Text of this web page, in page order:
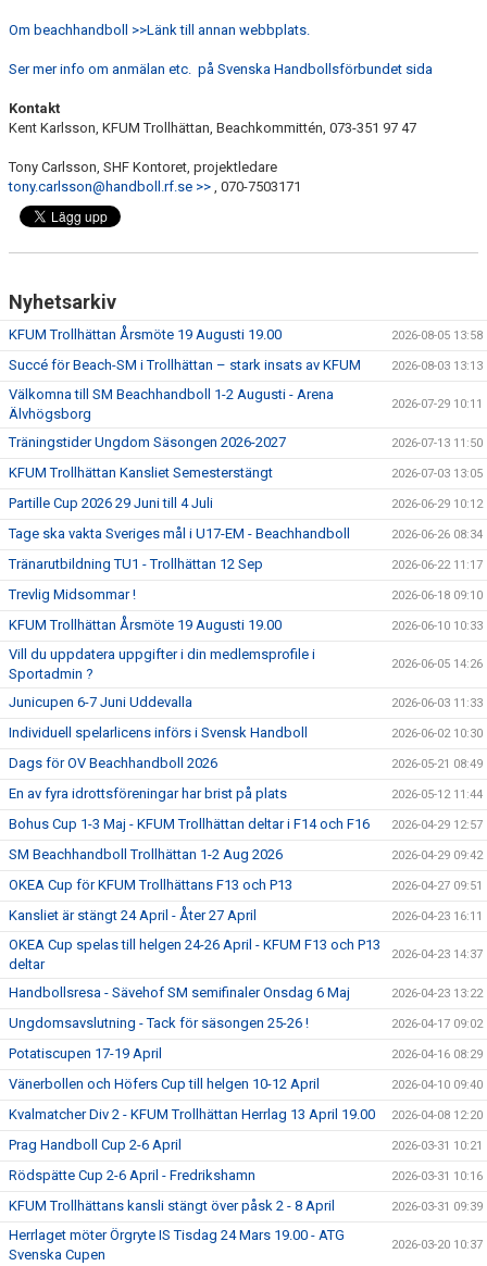
Om beachhandboll >>Länk till annan webbplats.
Ser mer info om anmälan etc. på Svenska Handbollsförbundet sida
Kontakt
Kent Karlsson, KFUM Trollhättan, Beachkommittén, 073-351 97 47
Tony Carlsson, SHF Kontoret, projektledare
tony.carlsson@handboll.rf.se >> , 070-7503171
Nyhetsarkiv
KFUM Trollhättan Årsmöte 19 Augusti 19.00 2026-08-05 13:58
Succé för Beach-SM i Trollhättan – stark insats av KFUM 2026-08-03 13:13
Välkomna till SM Beachhandboll 1-2 Augusti - Arena
Älvhögsborg
2026-07-29 10:11
Träningstider Ungdom Säsongen 2026-2027 2026-07-13 11:50
KFUM Trollhättan Kansliet Semesterstängt 2026-07-03 13:05
Partille Cup 2026 29 Juni till 4 Juli 2026-06-29 10:12
Tage ska vakta Sveriges mål i U17-EM - Beachhandboll 2026-06-26 08:34
Tränarutbildning TU1 - Trollhättan 12 Sep 2026-06-22 11:17
Trevlig Midsommar ! 2026-06-18 09:10
KFUM Trollhättan Årsmöte 19 Augusti 19.00 2026-06-10 10:33
Vill du uppdatera uppgifter i din medlemsprofile i
Sportadmin ?
2026-06-05 14:26
Junicupen 6-7 Juni Uddevalla 2026-06-03 11:33
Individuell spelarlicens införs i Svensk Handboll 2026-06-02 10:30
Dags för OV Beachhandboll 2026 2026-05-21 08:49
En av fyra idrottsföreningar har brist på plats 2026-05-12 11:44
Bohus Cup 1-3 Maj - KFUM Trollhättan deltar i F14 och F16 2026-04-29 12:57
SM Beachhandboll Trollhättan 1-2 Aug 2026 2026-04-29 09:42
OKEA Cup för KFUM Trollhättans F13 och P13 2026-04-27 09:51
Kansliet är stängt 24 April - Åter 27 April 2026-04-23 16:11
OKEA Cup spelas till helgen 24-26 April - KFUM F13 och P13
deltar
2026-04-23 14:37
Handbollsresa - Sävehof SM semifinaler Onsdag 6 Maj 2026-04-23 13:22
Ungdomsavslutning - Tack för säsongen 25-26 ! 2026-04-17 09:02
Potatiscupen 17-19 April 2026-04-16 08:29
Vänerbollen och Höfers Cup till helgen 10-12 April 2026-04-10 09:40
Kvalmatcher Div 2 - KFUM Trollhättan Herrlag 13 April 19.00 2026-04-08 12:20
Prag Handboll Cup 2-6 April 2026-03-31 10:21
Rödspätte Cup 2-6 April - Fredrikshamn 2026-03-31 10:16
KFUM Trollhättans kansli stängt över påsk 2 - 8 April 2026-03-31 09:39
Herrlaget möter Örgryte IS Tisdag 24 Mars 19.00 - ATG
Svenska Cupen
2026-03-20 10:37